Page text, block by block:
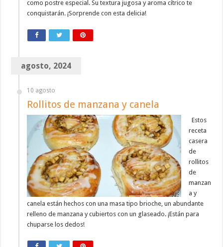
como postre especial. Su textura jugosa y aroma cítrico te
conquistarán. ¡Sorprende con esta delicia!
agosto, 2024
10 agosto
Rollitos de manzana y canela
Estos
receta
casera
de
rollitos
de
manzan
a y
canela están hechos con una masa tipo brioche, un abundante
relleno de manzana y cubiertos con un glaseado. ¡Están para
chuparse los dedos!